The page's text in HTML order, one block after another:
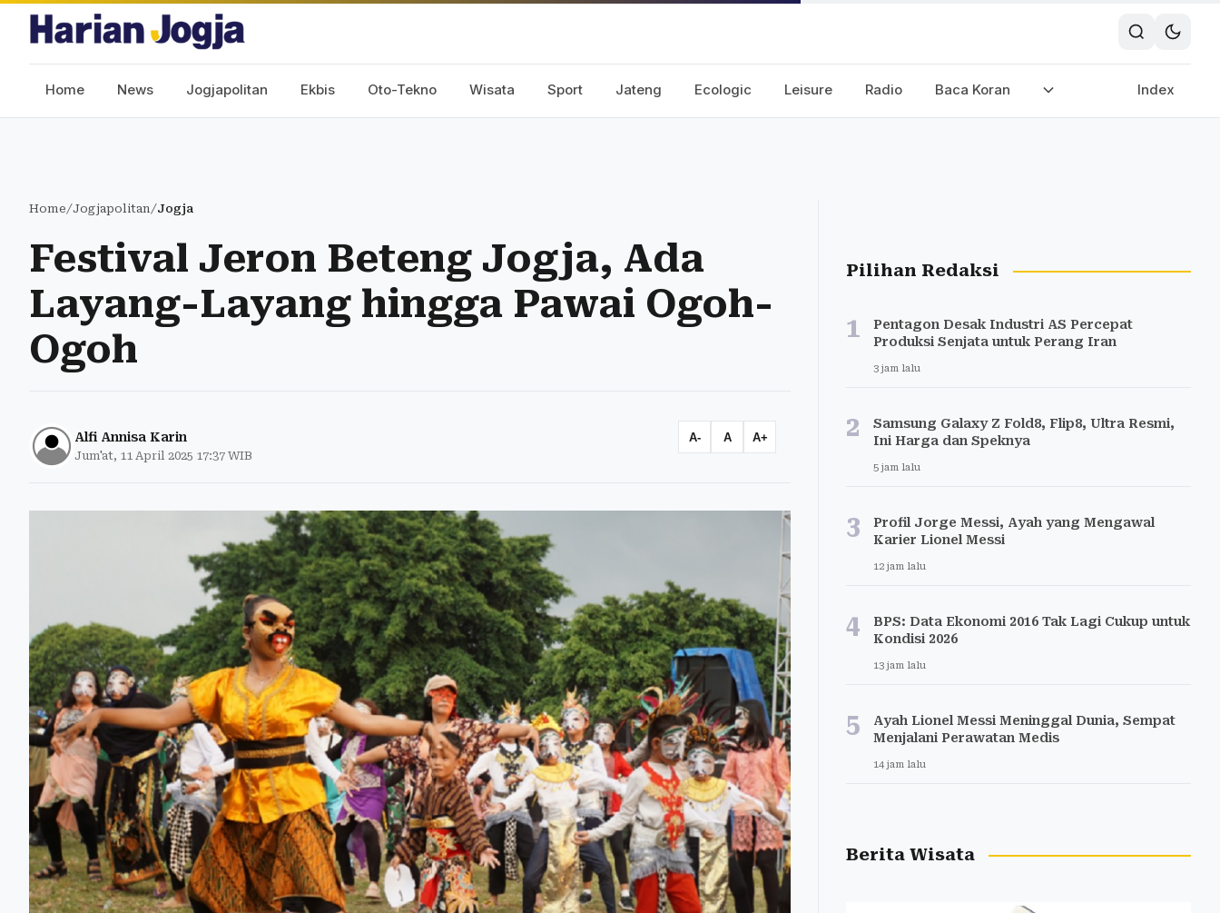
Home News Jogjapolitan Ekbis Oto-Tekno Wisata Sport Jateng Ecologic Leisure Radio Baca Koran Index
Home/Jogjapolitan/Jogja
Festival Jeron Beteng Jogja, Ada
Layang-Layang hingga Pawai Ogoh-
Ogoh
Alfi Annisa Karin
Jum'at, 11 April 2025 17:37 WIB
A- A A+
Pilihan Redaksi
1
Pentagon Desak Industri AS Percepat
Produksi Senjata untuk Perang Iran
3 jam lalu
2
Samsung Galaxy Z Fold8, Flip8, Ultra Resmi,
Ini Harga dan Speknya
5 jam lalu
3
Profil Jorge Messi, Ayah yang Mengawal
Karier Lionel Messi
12 jam lalu
4
BPS: Data Ekonomi 2016 Tak Lagi Cukup untuk
Kondisi 2026
13 jam lalu
5
Ayah Lionel Messi Meninggal Dunia, Sempat
Menjalani Perawatan Medis
14 jam lalu
Berita Wisata